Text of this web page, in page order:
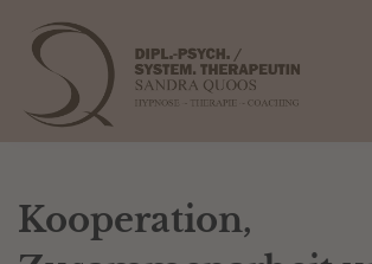
Kooperation,